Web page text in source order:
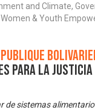
and Climate,
Women & Youth
para la
de sistemas